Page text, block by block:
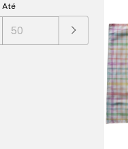
Até